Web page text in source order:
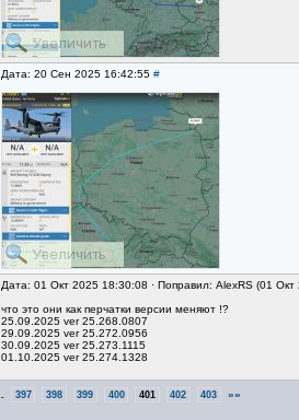
Дата: 20 Сен 2025 16:42:55 #
Дата: 01 Окт 2025 18:30:08 · Поправил: AlexRS (01
что это они как перчатки версии меняют !?
25.09.2025 ver 25.268.0807
29.09.2025 ver 25.272.0956
30.09.2025 ver 25.273.1115
01.10.2025 ver 25.274.1328
397 398 399 400 401 402 403 »»